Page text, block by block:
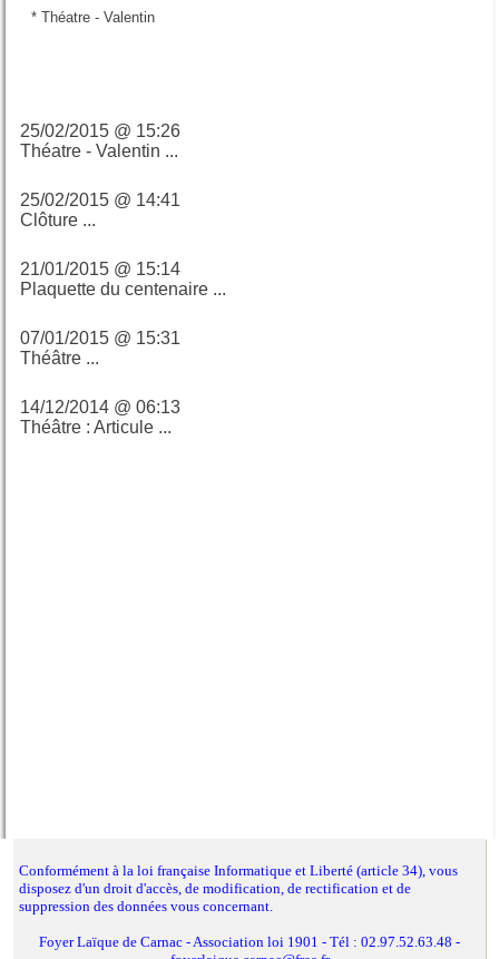
* Théatre - Valentin
25/02/2015 @ 15:26
Théatre - Valentin ...
25/02/2015 @ 14:41
Clôture ...
21/01/2015 @ 15:14
Plaquette du centenaire ...
07/01/2015 @ 15:31
Théâtre ...
14/12/2014 @ 06:13
Théâtre : Articule ...
Conformément à la loi française Informatique et Liberté (article 34), vous
disposez d'un droit d'accès, de modification, de rectification et de
suppression des données vous concernant.
Foyer Laïque de Carnac - Association loi 1901 - Tél : 02.97.52.63.48 -